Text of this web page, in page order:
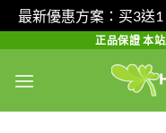
最新優惠方案：买3送
content
正品保證 本